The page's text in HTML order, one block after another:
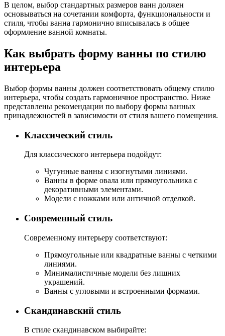
В целом, выбор стандартных размеров ванн должен
основываться на сочетании комфорта, функциональности и
стиля, чтобы ванна гармонично вписывалась в общее
оформление ванной комнаты.
Как выбрать форму ванны по стилю
интерьера
Выбор формы ванны должен соответствовать общему стилю
интерьера, чтобы создать гармоничное пространство. Ниже
представлены рекомендации по выбору формы ванных
принадлежностей в зависимости от стиля вашего помещения.
Классический стиль
Для классического интерьера подойдут:
Чугунные ванны с изогнутыми линиями.
Ванны в форме овала или прямоугольника с
декоративными элементами.
Модели с ножками или античной отделкой.
Современный стиль
Современному интерьеру соответствуют:
Прямоугольные или квадратные ванны с четкими
линиями.
Минималистичные модели без лишних
украшений.
Ванны с угловыми и встроенными формами.
Скандинавский стиль
В стиле скандинавском выбирайте: